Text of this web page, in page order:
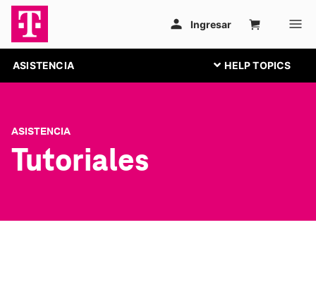
ASISTENCIA
ASISTENCIA
Tutoriales